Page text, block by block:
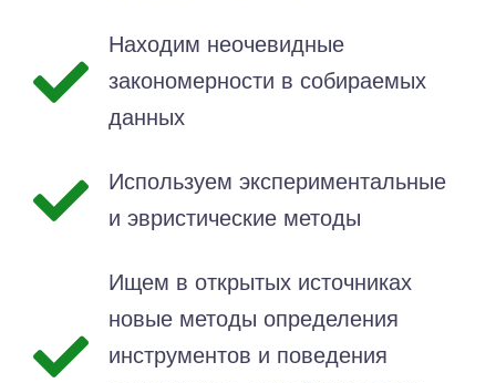
Находим неочевидные
закономерности в собираемых
данных
Используем экспериментальные
и эвристические методы
Ищем в открытых источниках
новые методы определения
инструментов и поведения